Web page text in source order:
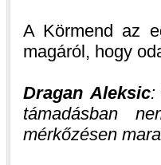
A Körmend az
magáról, hogy
Dragan Aleksic:
támadásban
mérkőzésen